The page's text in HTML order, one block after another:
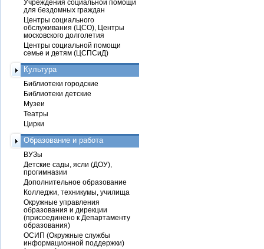
Учреждения социальной помощи
для бездомных граждан
Центры социального
обслуживания (ЦСО), Центры
московского долголетия
Центры социальной помощи
семье и детям (ЦСПСиД)
Культура
Библиотеки городские
Библиотеки детские
Музеи
Театры
Цирки
Образование и работа
ВУЗы
Детские сады, ясли (ДОУ),
прогимназии
Дополнительное образование
Колледжи, техникумы, училища
Окружные управления
образования и дирекции
(присоединено к Департаменту
образования)
ОСИП (Окружные службы
информационной поддержки)